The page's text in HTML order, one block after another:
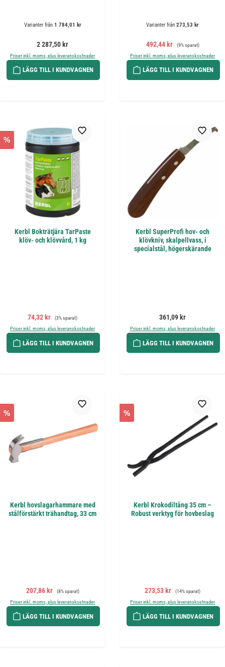
Varianter från1 784,01 kr
Ordinarie pris:
2 287,50 kr
Priser inkl. moms, plus leveranskostnader
LÄGG TILL I KUNDVAGNEN
Varianter från 273,53 kr
Försäljningspris:
492,44 kr Ordinarie pris:
(9% sparat)
Priser inkl. moms, plus leveranskostnader
LÄGG TILL I KUNDVAGNEN
%
Kerbl Bokträtjära TarPaste
klöv- och klövvård, 1 kg
Försäljningspris:
74,32 kr Ordinarie pris:
(3% sparat)
Priser inkl. moms, plus leveranskostnader
LÄGG TILL I KUNDVAGNEN
Kerbl SuperProfi hov- och
klövkniv, skalpellvass, i
specialstål, högerskärande
Ordinarie pris:
361,09 kr
Priser inkl. moms, plus leveranskostnader
LÄGG TILL I KUNDVAGNEN
%
Kerbl hovslagarhammare med
stålförstärkt trähandtag, 33 cm
Försäljningspris:
207,86 kr Ordinarie pris:
(8% sparat)
Priser inkl. moms, plus leveranskostnader
LÄGG TILL I KUNDVAGNEN
%
Kerbl Krokodiltång 35 cm –
Robust verktyg för hovbeslag
Försäljningspris:
273,53 kr Ordinarie pris:
(14% sparat)
Priser inkl. moms, plus leveranskostnader
LÄGG TILL I KUNDVAGNEN